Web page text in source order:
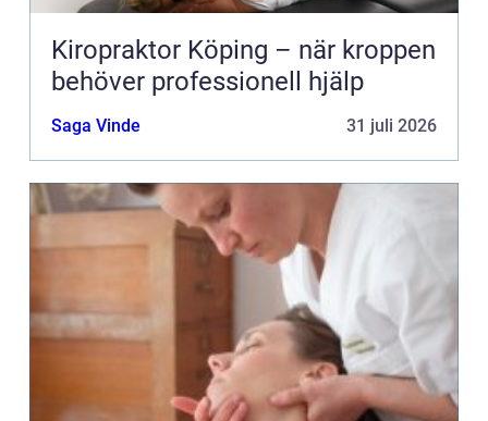
Kiropraktor Köping – när kroppen
behöver professionell hjälp
Saga Vinde 31 juli 2026